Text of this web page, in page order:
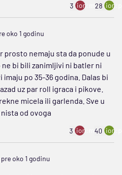
3 ion:minus
28
oko 1 godinu
prosto nemaju sta da ponude u
bi bili zanimljivi ni batler ni
po 35-36 godina. Dalas bi
uz par roll igraca i pikove.
micela ili garlenda. Sve u
od ovoga
3 ion:minus
40
pre oko 1 godinu